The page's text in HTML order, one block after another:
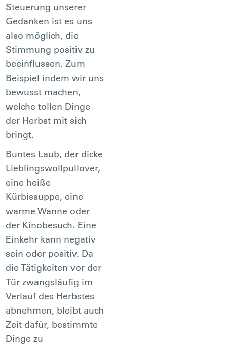
Steuerung unserer
Gedanken ist es uns
also möglich, die
Stimmung positiv zu
beeinflussen. Zum
Beispiel indem wir uns
bewusst machen,
welche tollen Dinge
der Herbst mit sich
bringt.
Buntes Laub, der dicke
Lieblingswollpullover,
eine heiße
Kürbissuppe, eine
warme Wanne oder
der Kinobesuch. Eine
Einkehr kann negativ
sein oder positiv. Da
die Tätigkeiten vor der
Tür zwangsläufig im
Verlauf des Herbstes
abnehmen, bleibt auch
Zeit dafür, bestimmte
Dinge zu